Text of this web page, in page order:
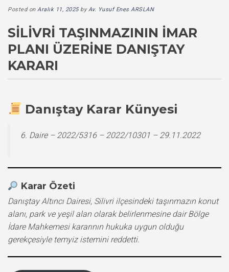
Posted on Aralık 11, 2025byAv. Yusuf Enes ARSLAN
SILIVRI TAŞINMAZININ İMAR
PLANI ÜZERINE DANIŞTAY
KARARI
Danıştay Karar Künyesi
6. Daire – 2022/5316 – 2022/10301 – 29.11.2022
Karar Özeti
Danıştay Altıncı Dairesi, Silivri ilçesindeki taşınmazın konut
alanı, park ve yeşil alan olarak belirlenmesine dair Bölge
İdare Mahkemesi kararının hukuka uygun olduğu
gerekçesiyle temyiz istemini reddetti.